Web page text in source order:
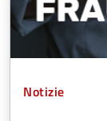
Tipo Contenuto:
Notizie